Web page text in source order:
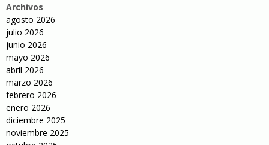
Archivos
agosto 2026
julio 2026
junio 2026
mayo 2026
abril 2026
marzo 2026
febrero 2026
enero 2026
diciembre 2025
noviembre 2025